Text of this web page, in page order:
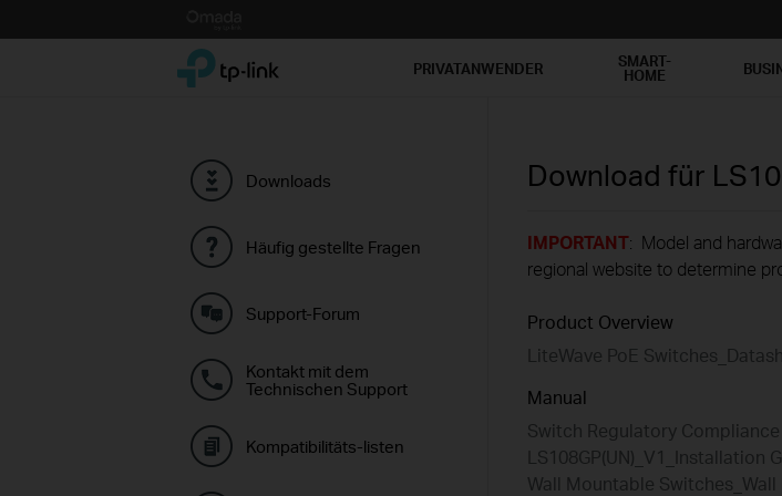
to
TP-Link, Reliably Smart PRIVATANWENDER SMART-
HOME
Downloads
Häufig gestellte Fragen
Support-Forum
Kontakt mit dem
Technischen Support
Kompatibilitäts-listen
Download für
IMPORTANT: Model and
regional website to determine
Product Overview
LiteWave PoE
Manual
Switch Regulatory Compliance
LS108GP(UN)_V1_Installation
Wall Mountable